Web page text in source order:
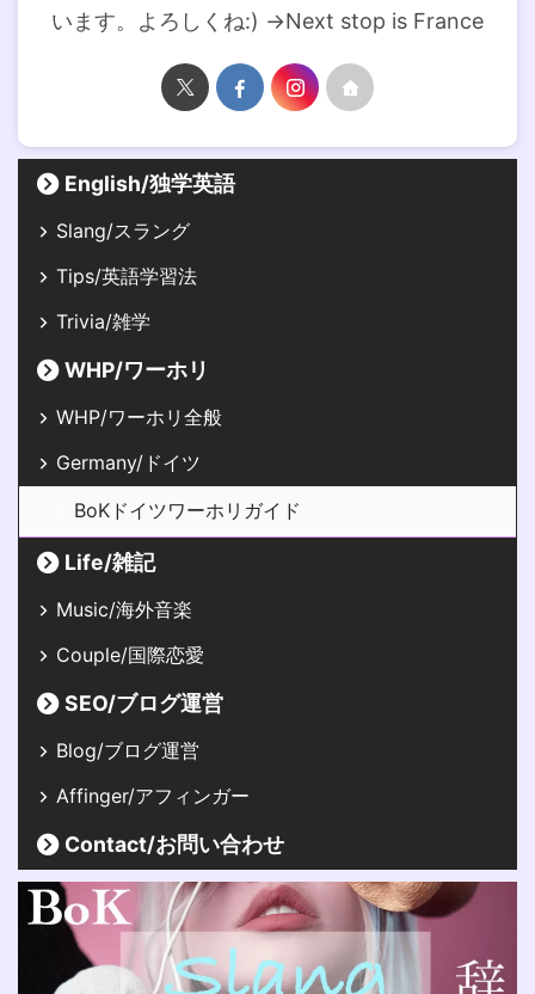
います。よろしくね:) →Next stop is France
English/独学英語
Slang/スラング
Tips/英語学習法
Trivia/雑学
WHP/ワーホリ
WHP/ワーホリ全般
Germany/ドイツ
BoKドイツワーホリガイド
Life/雑記
Music/海外音楽
Couple/国際恋愛
SEO/ブログ運営
Blog/ブログ運営
Affinger/アフィンガー
Contact/お問い合わせ